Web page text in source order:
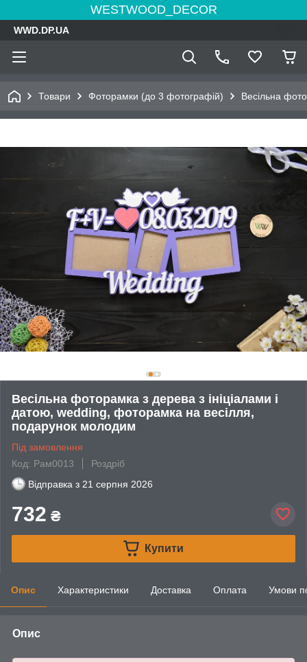
WESTWOOD_DECOR
WWD.DP.UA
Товари Фоторамки (до 3 фотографій) Весільна
Весільна фоторамка з дерева з ініціалами і
датою, wedding, фоторамка на весілля,
подарунок молодим
Під замовлення
Код: Рам0013
Роздріб
Відправка з 21 серпня 2026
732 ₴
Купити
Опис Характеристики Доставка Оплата Умови
Опис